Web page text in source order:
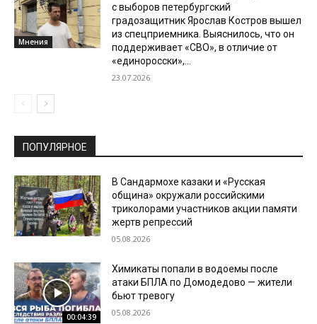
Мнения
с выборов петербургский
градозащитник Ярослав Костров вышел
из спецприемника. Выяснилось, что он
поддерживает «СВО», в отличие от
«единоросски»,...
23.07.2026
ПОПУЛЯРНОЕ
В Сандармохе казаки и «Русская
община» окружали российскими
триколорами участников акции памяти
жертв репрессий
05.08.2026
00:04:39
Химикаты попали в водоемы после
атаки БПЛА по Домодедово — жители
бьют тревогу
05.08.2026